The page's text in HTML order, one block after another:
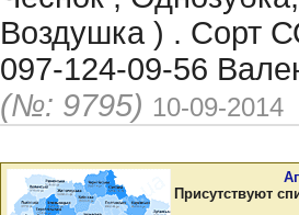
Воздушка ) . Сорт
097-124-09-56
(№: 9795) 10-09-2014
Присутствуют